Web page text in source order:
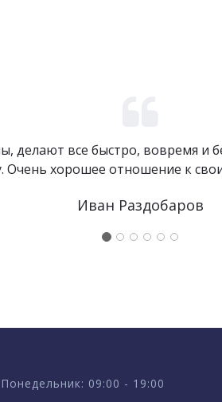
делают все быстро, вовремя
Очень хорошее отношение к
Иван Раздобаров
Понедельник: 09:00 - 19:00